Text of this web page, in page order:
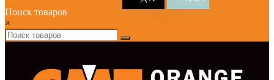
Поиск товаров
×